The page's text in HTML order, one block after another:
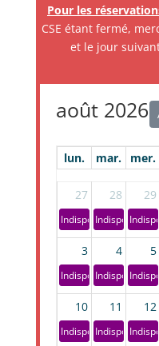
Pour les
CSE étant fermé,
et le jour
août 2026
lun. mar. mer.
27
Indisponible
28
Indisponible
29
3
Indisponible
4
Indisponible
5
10
Indisponible
11
Indisponible
12